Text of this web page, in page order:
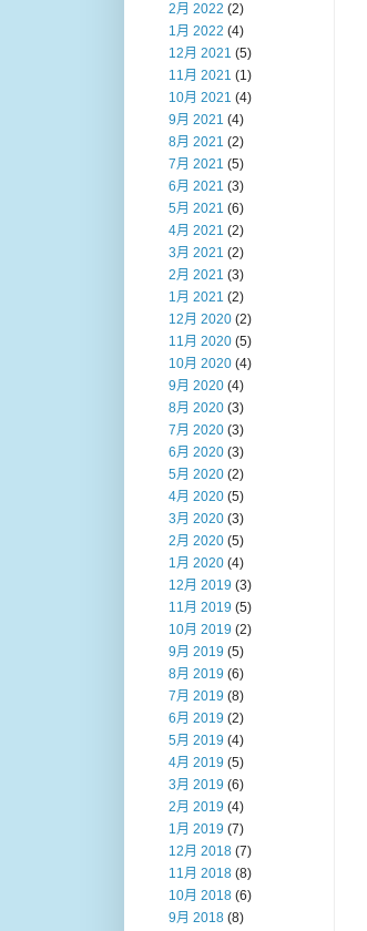
2月 2022 (2)
1月 2022 (4)
12月 2021 (5)
11月 2021 (1)
10月 2021 (4)
9月 2021 (4)
8月 2021 (2)
7月 2021 (5)
6月 2021 (3)
5月 2021 (6)
4月 2021 (2)
3月 2021 (2)
2月 2021 (3)
1月 2021 (2)
12月 2020 (2)
11月 2020 (5)
10月 2020 (4)
9月 2020 (4)
8月 2020 (3)
7月 2020 (3)
6月 2020 (3)
5月 2020 (2)
4月 2020 (5)
3月 2020 (3)
2月 2020 (5)
1月 2020 (4)
12月 2019 (3)
11月 2019 (5)
10月 2019 (2)
9月 2019 (5)
8月 2019 (6)
7月 2019 (8)
6月 2019 (2)
5月 2019 (4)
4月 2019 (5)
3月 2019 (6)
2月 2019 (4)
1月 2019 (7)
12月 2018 (7)
11月 2018 (8)
10月 2018 (6)
9月 2018 (8)